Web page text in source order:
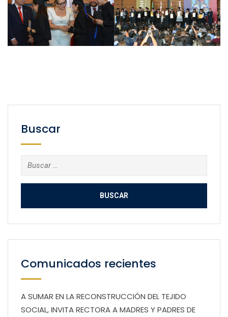
Buscar
Buscar:
Comunicados recientes
A SUMAR EN LA RECONSTRUCCIÓN DEL TEJIDO
SOCIAL, INVITA RECTORA A MADRES Y PADRES DE